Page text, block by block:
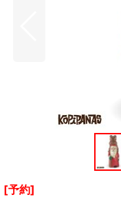
[予約]